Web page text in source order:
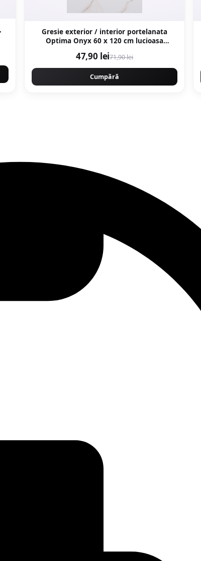
Gresie exterior / interior portelanata
Optima Onyx 60 x 120 cm lucioasa
47,90 lei71,90 lei
Cumpără